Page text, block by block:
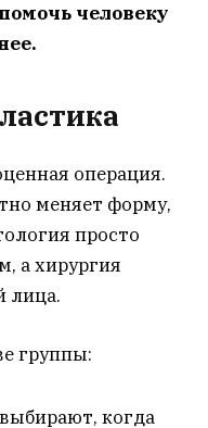
человеку
операция.
меняет форму,
просто
а хирургия
лица.
группы:
когда